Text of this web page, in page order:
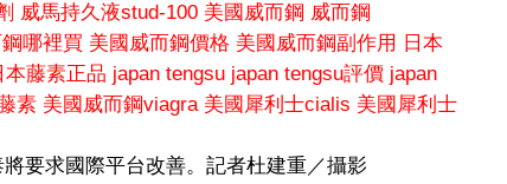
威馬持久液stud-100 美國威而鋼 威而鋼
哪裡買 美國威而鋼價格 美國威而鋼副作用
日本
本藤素正品 japan tengsu japan tengsu評價 japan
素 美國威而鋼viagra 美國犀利士cialis 美國犀利士
要求國際平台改善。記者杜建重／攝影